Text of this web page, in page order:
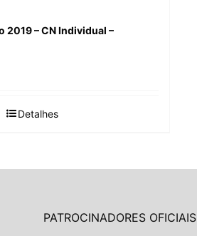
2019 – CN Individual –
Detalhes
PATROCINADORES OFICIAIS